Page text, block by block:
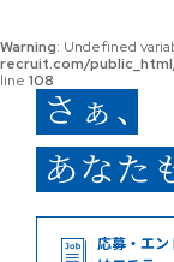
Warning: Undefined
recruit.com/
line 108
応募・エン